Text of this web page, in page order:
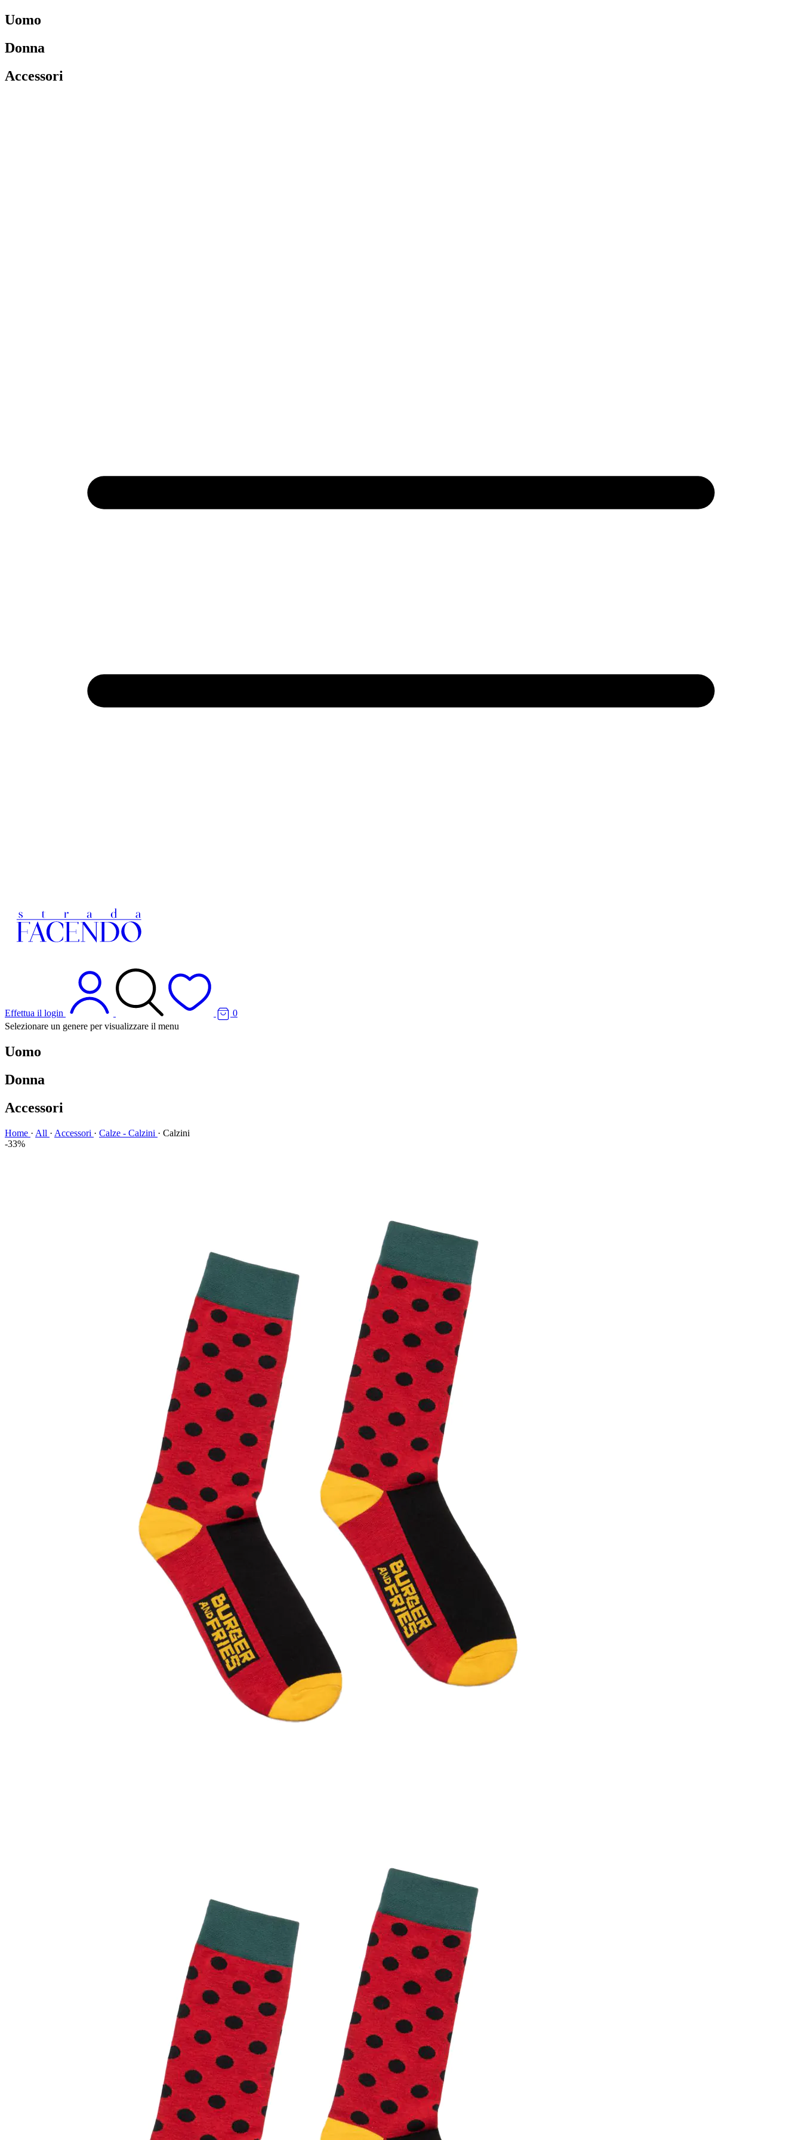
Uomo
Donna
Accessori
Effettua il login
0
Selezionare un genere per visualizzare il menu
Uomo
Donna
Accessori
Home · All · Accessori · Calze - Calzini · Calzini
-33%